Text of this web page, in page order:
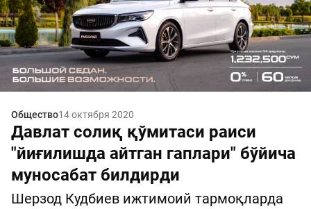
Общество14 октября 2020
Давлат солиқ қўмитаси раиси
"йиғилишда айтган гаплари" бўйича
муносабат билдирди
Шерзод Кудбиев ижтимоий тармоқларда